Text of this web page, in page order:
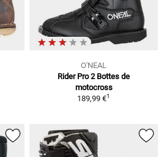
O'NEAL
Rider Pro 2 Bottes de
motocross
189,99 €1